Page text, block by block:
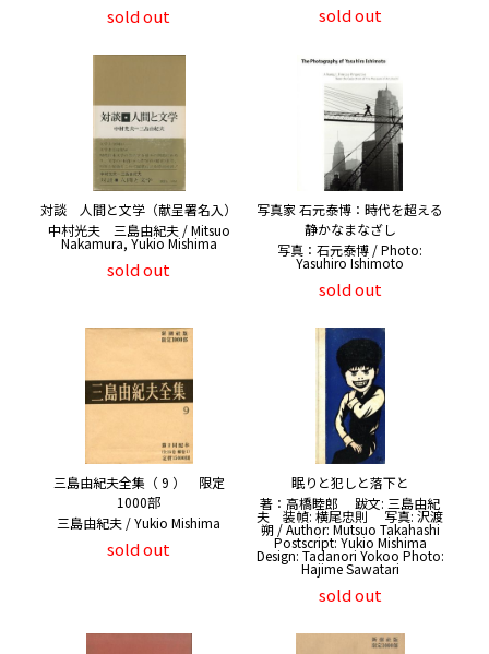
sold out sold out
対談 人間と文学（献呈署名入）
中村光夫 三島由紀夫 / Mitsuo
Nakamura, Yukio Mishima
sold out
写真家 石元泰博：時代を超える
静かなまなざし
写真：石元泰博 / Photo:
Yasuhiro Ishimoto
sold out
三島由紀夫全集（ 9 ） 限定
1000部
三島由紀夫 / Yukio Mishima
sold out
眠りと犯しと落下と
著：高橋睦郎 跋文: 三島由紀
夫 装幀: 横尾忠則 写真: 沢渡
朔 / Author: Mutsuo Takahashi
Postscript: Yukio Mishima
Design: Tadanori Yokoo Photo:
Hajime Sawatari
sold out